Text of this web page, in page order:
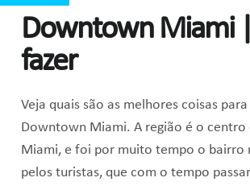
Downtown Miami
fazer
Veja quais são as melhores coisas
Downtown Miami. A região é o centro
Miami, e foi por muito tempo o bairro
pelos turistas, que com o tempo